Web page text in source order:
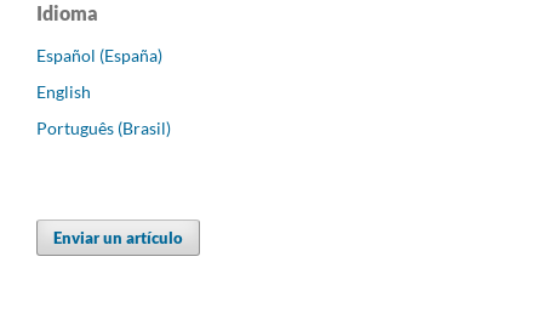
Idioma
Español (España)
English
Português (Brasil)
Enviar un artículo